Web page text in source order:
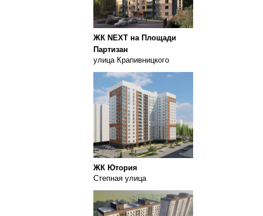
ЖК NEXT на Площади
Партизан
улица Крапивницкого
ЖК Ютория
Степная улица